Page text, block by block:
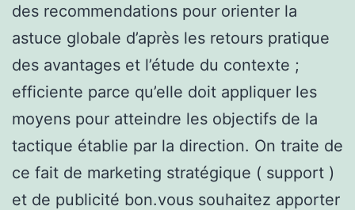
des recommendations pour orienter la
astuce globale d’après les retours pratique
des avantages et l’étude du contexte ;
efficiente parce qu’elle doit appliquer les
moyens pour atteindre les objectifs de la
tactique établie par la direction. On traite de
ce fait de marketing stratégique ( support )
et de publicité bon.vous souhaitez apporter